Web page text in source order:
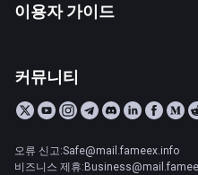
이용자 가이드
커뮤니티
오류 신고:Safe@mail.fameex.info
비즈니스 제휴